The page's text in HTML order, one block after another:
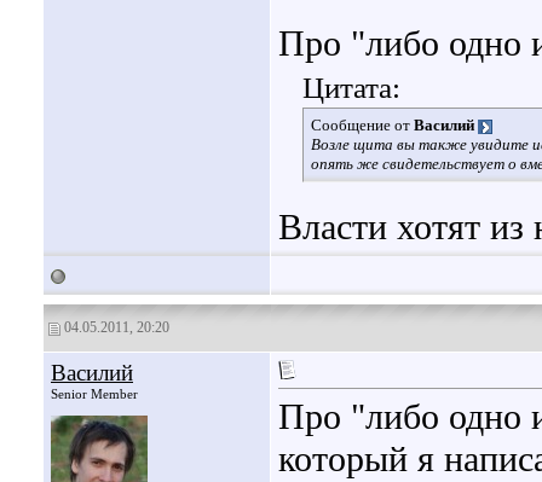
Про "либо одно
Цитата:
Сообщение от Василий
Возле щита вы также увидите
опять же свидетельствует о
Власти хотят из
04.05.2011, 20:20
Василий
Senior Member
Про "либо одно
который я